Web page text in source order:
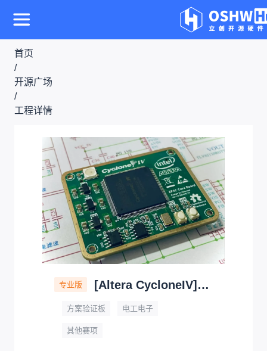
首页
/
开源广场
/
工程详情
专业版 [Altera CycloneIV]阿尔特拉飓风四FPGA核心板
方案验证板 电工电子
其他赛项